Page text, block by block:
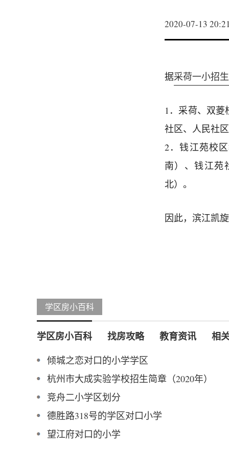
2020-07-13
据采荷一小招
1．采荷、双
社区、人民社
2．钱江苑校
南）、钱江苑
北）。
因此，滨江凯
学区房小百科
学区房小百科 找房攻略 教育资讯 相
倾城之恋对口的小学学区
杭州市大成实验学校招生简章（2020年）
竞舟二小学区划分
德胜路318号的学区对口小学
望江府对口的小学